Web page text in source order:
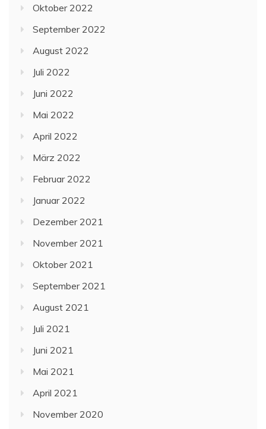
Oktober 2022
September 2022
August 2022
Juli 2022
Juni 2022
Mai 2022
April 2022
März 2022
Februar 2022
Januar 2022
Dezember 2021
November 2021
Oktober 2021
September 2021
August 2021
Juli 2021
Juni 2021
Mai 2021
April 2021
November 2020